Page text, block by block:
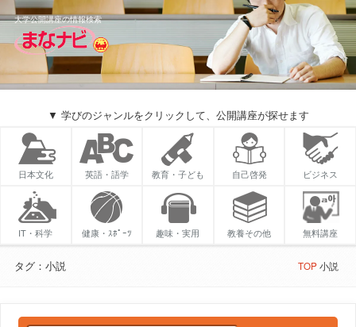
大学公開講座の情報検索
▼ 学びのジャンルをクリックして、公開講座が探せます
日本文化 英語・語学 教育・子ども 自己啓発 ビジネス
IT・科学 健康・ｽﾎﾟｰﾂ 趣味・実用 教養その他 無料講座
タグ：小説 TOP小説